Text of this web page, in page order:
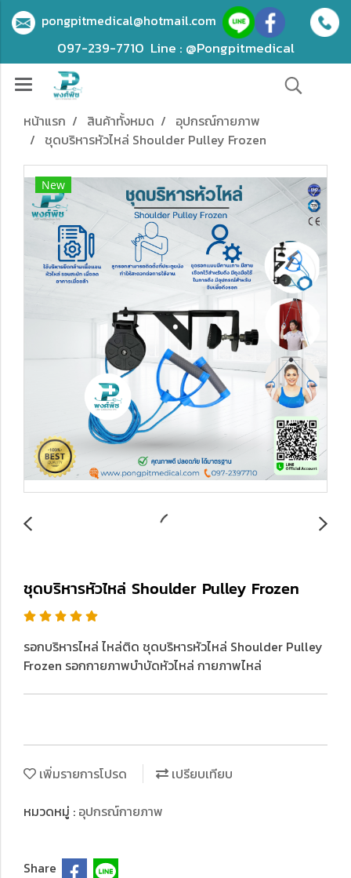
pongpitmedical@hotmail.com
097-239-7710 Line : @Pongpitmedical
หน้าแรก สินค้าทั้งหมด
อุปกรณ์กายภาพ
ชุดบริหารหัวไหล่ Shoulder Pulley Frozen
New
ชุดบริหารหัวไหล่ Shoulder Pulley Frozen
รอกบริหารไหล่ ไหล่ติด ชุดบริหารหัวไหล่ Shoulder Pulley
Frozen รอกกายภาพบำบัดหัวไหล่ กายภาพไหล่
เพิ่มรายการโปรด
เปรียบเทียบ
หมวดหมู่ : อุปกรณ์กายภาพ
Share